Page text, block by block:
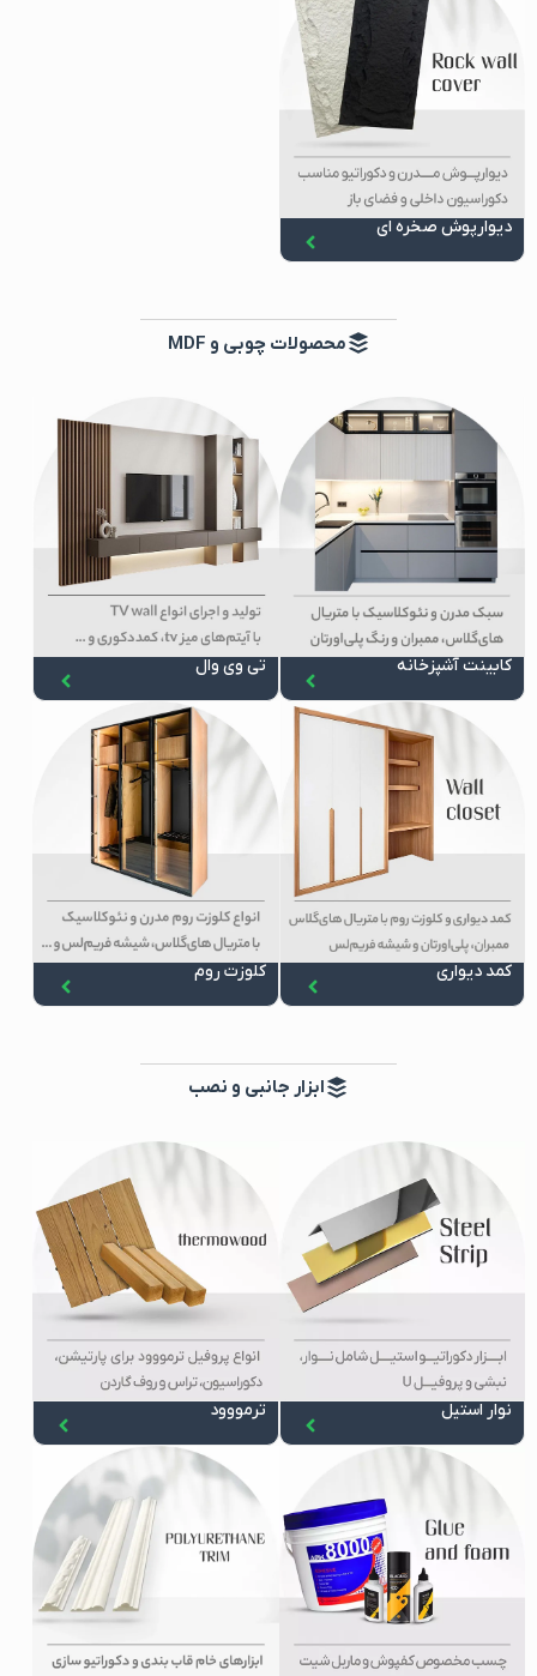
دیوارپوش صخره ای
محصولات چوبی و MDF
کابینت آشپزخانه تی وی وال
کمد دیواری کلوزت روم
ابزار جانبی و نصب
نوار استیل ترمووود